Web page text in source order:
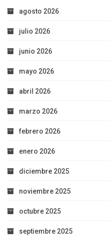
agosto 2026
julio 2026
junio 2026
mayo 2026
abril 2026
marzo 2026
febrero 2026
enero 2026
diciembre 2025
noviembre 2025
octubre 2025
septiembre 2025